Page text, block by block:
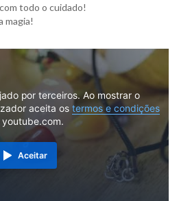
todo o cuidado!
magia!
por terceiros. Ao mostrar o
aceita os termos e condições
Aceitar